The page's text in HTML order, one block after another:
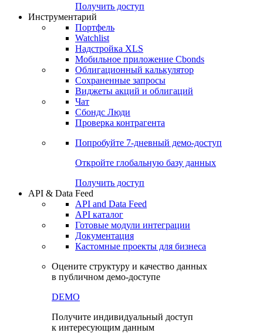
Получить доступ
Инструментарий
Портфель
Watchlist
Надстройка XLS
Мобильное приложение Cbonds
Облигационный калькулятор
Сохраненные запросы
Виджеты акций и облигаций
Чат
Сбондс Люди
Проверка контрагента
Попробуйте 7-дневный демо-доступ
Откройте глобальную базу данных
Получить доступ
API & Data Feed
API and Data Feed
API каталог
Готовые модули интеграции
Документация
Кастомные проекты для бизнеса
Оцените структуру и качество данных
в публичном демо-доступе
DEMO
Получите индивидуальный доступ
к интересующим данным